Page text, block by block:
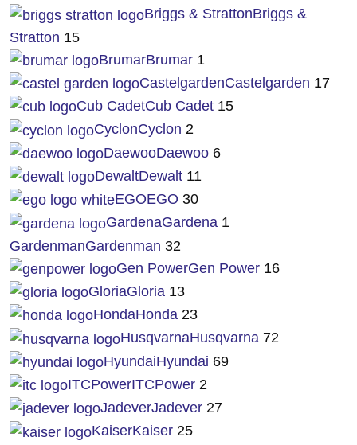
Briggs & StrattonBriggs &
Stratton 15
BrumarBrumar 1
CastelgardenCastelgarden 17
Cub CadetCub Cadet 15
CyclonCyclon 2
DaewooDaewoo 6
DewaltDewalt 11
EGOEGO 30
GardenaGardena 1
GardenmanGardenman 32
Gen PowerGen Power 16
GloriaGloria 13
HondaHonda 23
HusqvarnaHusqvarna 72
HyundaiHyundai 69
ITCPowerITCPower 2
JadeverJadever 27
KaiserKaiser 25